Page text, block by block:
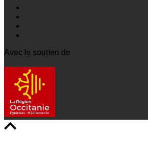
Avec le soutien de